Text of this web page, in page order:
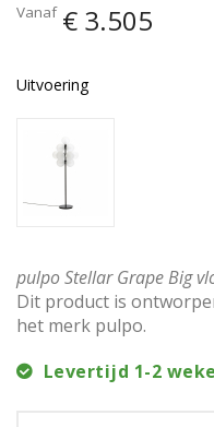
Vanaf € 3.505
Uitvoering
pulpo Stellar Grape Big
Dit product is
het merk pulpo.
Levertijd 1-2